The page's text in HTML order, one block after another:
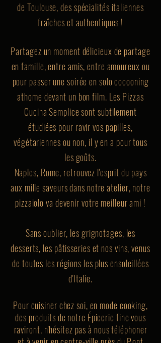
de Toulouse, des spécialités italiennes
fraîches et authentiques !
Partagez un moment délicieux de partage
en famille, entre amis, entre amoureux ou
pour passer une soirée en solo cocooning
athome devant un bon film. Les Pizzas
Cucina Semplice sont subtilement
étudiées pour ravir vos papilles,
végétariennes ou non, il y en a pour tous
les goûts.
Naples, Rome, retrouvez l'esprit du pays
aux mille saveurs dans notre atelier, notre
pizzaiolo va devenir votre meilleur ami !
Sans oublier, les grignotages, les
desserts, les pâtisseries et nos vins, venus
de toutes les régions les plus ensoleillées
d'Italie.
Pour cuisiner chez soi, en mode cooking,
des produits de notre Épicerie fine vous
raviront, n'hésitez pas à nous téléphoner